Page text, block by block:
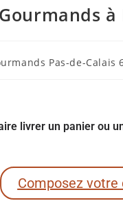
Pas-de-Calais
livrer un panier ou
Composez